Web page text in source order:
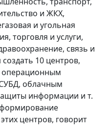
и ЖКХ,
и угольная
торговля и услуги,
связь и
10 центров,
операционным
облачным
информации и т.
центров, говорит